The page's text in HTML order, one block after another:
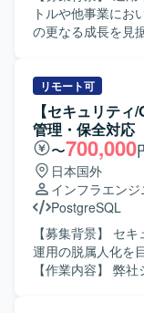
トルや他事業にお
の更なる成長を見
の協業を通じて組
ております。 【作業内容】 ・スマートフォン向けゲームお
よびWebサービス
用を行います。 ・
横断して、インフ
きます。 ・新しい
にとって最適なイ
ーマンス向上やコ
決に取り組んでいただきます。
ラアーキテクチャ
で、主体的に提
リモート可
【セキュリテ
管理・保全対応
〜700,000
日本国外
インフラエンジ
PostgreSQL
【募集背景】 セ
運用の脱属人化を
【作業内容】 弊